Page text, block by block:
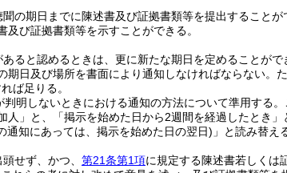
の期日までに陳述書及び証拠書類等を提出することが
及び証拠書類等を示すことができる。
ると認めるときは、更に新たな期日を定めることがで
日及び場所を書面により通知しなければならない。
ば足りる。
明しないときにおける通知の方法について準用する。
」と、「掲示を始めた日から2週間を経過したとき
知にあっては、掲示を始めた日の翌日) 」と読み替え
せず、かつ、 第21条第1項に規定する陳述書若しくは